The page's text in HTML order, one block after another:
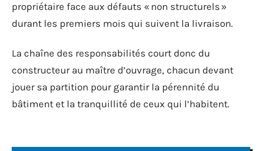
propriétaire face aux défauts « non structurels »
durant les premiers mois qui suivent la livraison.
La chaîne des responsabilités court donc du
constructeur au maître d’ouvrage, chacun devant
jouer sa partition pour garantir la pérennité du
bâtiment et la tranquillité de ceux qui l’habitent.